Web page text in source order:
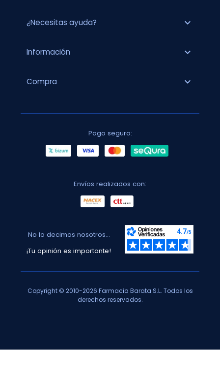
¿Necesitas ayuda? expand_more
Información expand_more
Compra expand_more
Pago seguro:
Envíos realizados con:
No lo decimos nosotros...
¡Tu opinión es importante!
Copyright © 2010-2026 Farmacia Barata S.L. Todos los
derechos reservados.